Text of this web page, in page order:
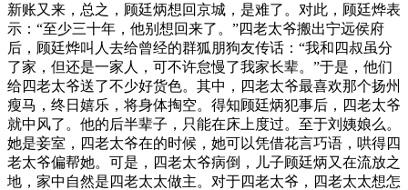
新账又来，总之，顾廷炳想回京城，是难了。对此，顾廷烨表
示：“至少三十年，他别想回来了。”四老太爷搬出宁远侯府
后，顾廷烨叫人去给曾经的群狐朋狗友传话：“我和四叔虽分
了家，但还是一家人，可不许怠慢了我家长辈。”于是，他们
给四老太爷送了不少好货色。其中，四老太爷最喜欢那个扬州
瘦马，终日嬉乐，将身体掏空。得知顾廷炳犯事后，四老太爷
就中风了。他的后半辈子，只能在床上度过。至于刘姨娘么。
她是妾室，四老太爷在的时候，她可以凭借花言巧语，哄得四
老太爷偏帮她。可是，四老太爷病倒，儿子顾廷炳又在流放之
地，家中自然是四老太太做主。对于四老太爷，四老太太想怎